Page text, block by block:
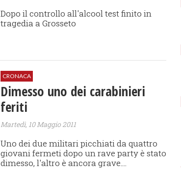
Dopo il controllo all'alcool test finito in
tragedia a Grosseto
CRONACA
Dimesso uno dei carabinieri
feriti
Martedì, 10 Maggio 2011
Uno dei due militari picchiati da quattro
giovani fermeti dopo un rave party è stato
dimesso, l'altro è ancora grave....